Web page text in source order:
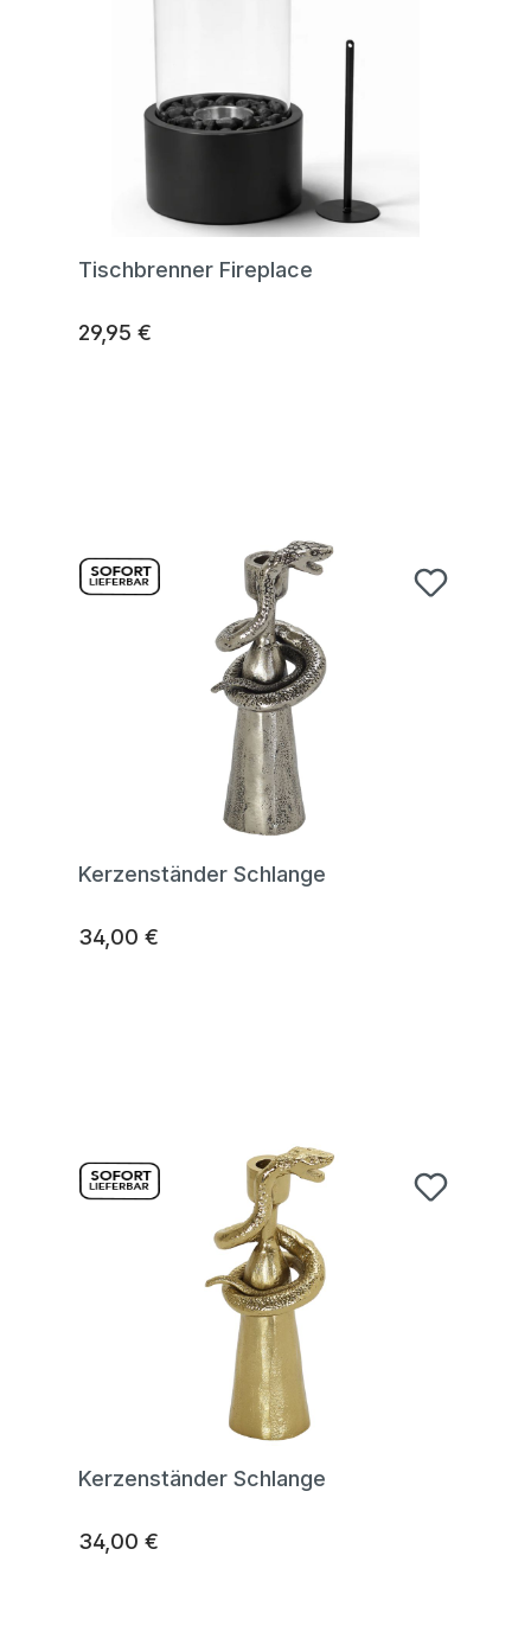
Tischbrenner Fireplace
29,95 €
Kerzenständer Schlange
34,00 €
Kerzenständer Schlange
34,00 €